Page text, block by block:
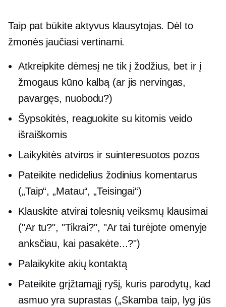
Taip pat būkite aktyvus klausytojas. Dėl to
žmonės jaučiasi vertinami.
Atkreipkite dėmesį ne tik į žodžius, bet ir į
žmogaus kūno kalbą (ar jis nervingas,
pavargęs, nuobodu?)
Šypsokitės, reaguokite su kitomis veido
išraiškomis
Laikykitės atviros ir suinteresuotos pozos
Pateikite nedidelius žodinius komentarus
(„Taip“, „Matau“, „Teisingai“)
Klauskite atviraitolesnių veiksmų klausimai
("Ar tu?", "Tikrai?", "Ar tai turėjote omenyje
anksčiau, kai pasakėte...?")
Palaikykite akių kontaktą
Pateikite grįžtamąjį ryšį, kuris parodytų, kad
asmuo yra suprastas („Skamba taip, lyg jūs